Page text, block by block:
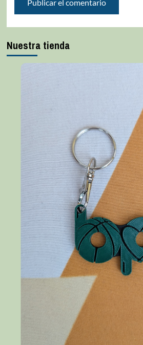
Nuestra tienda